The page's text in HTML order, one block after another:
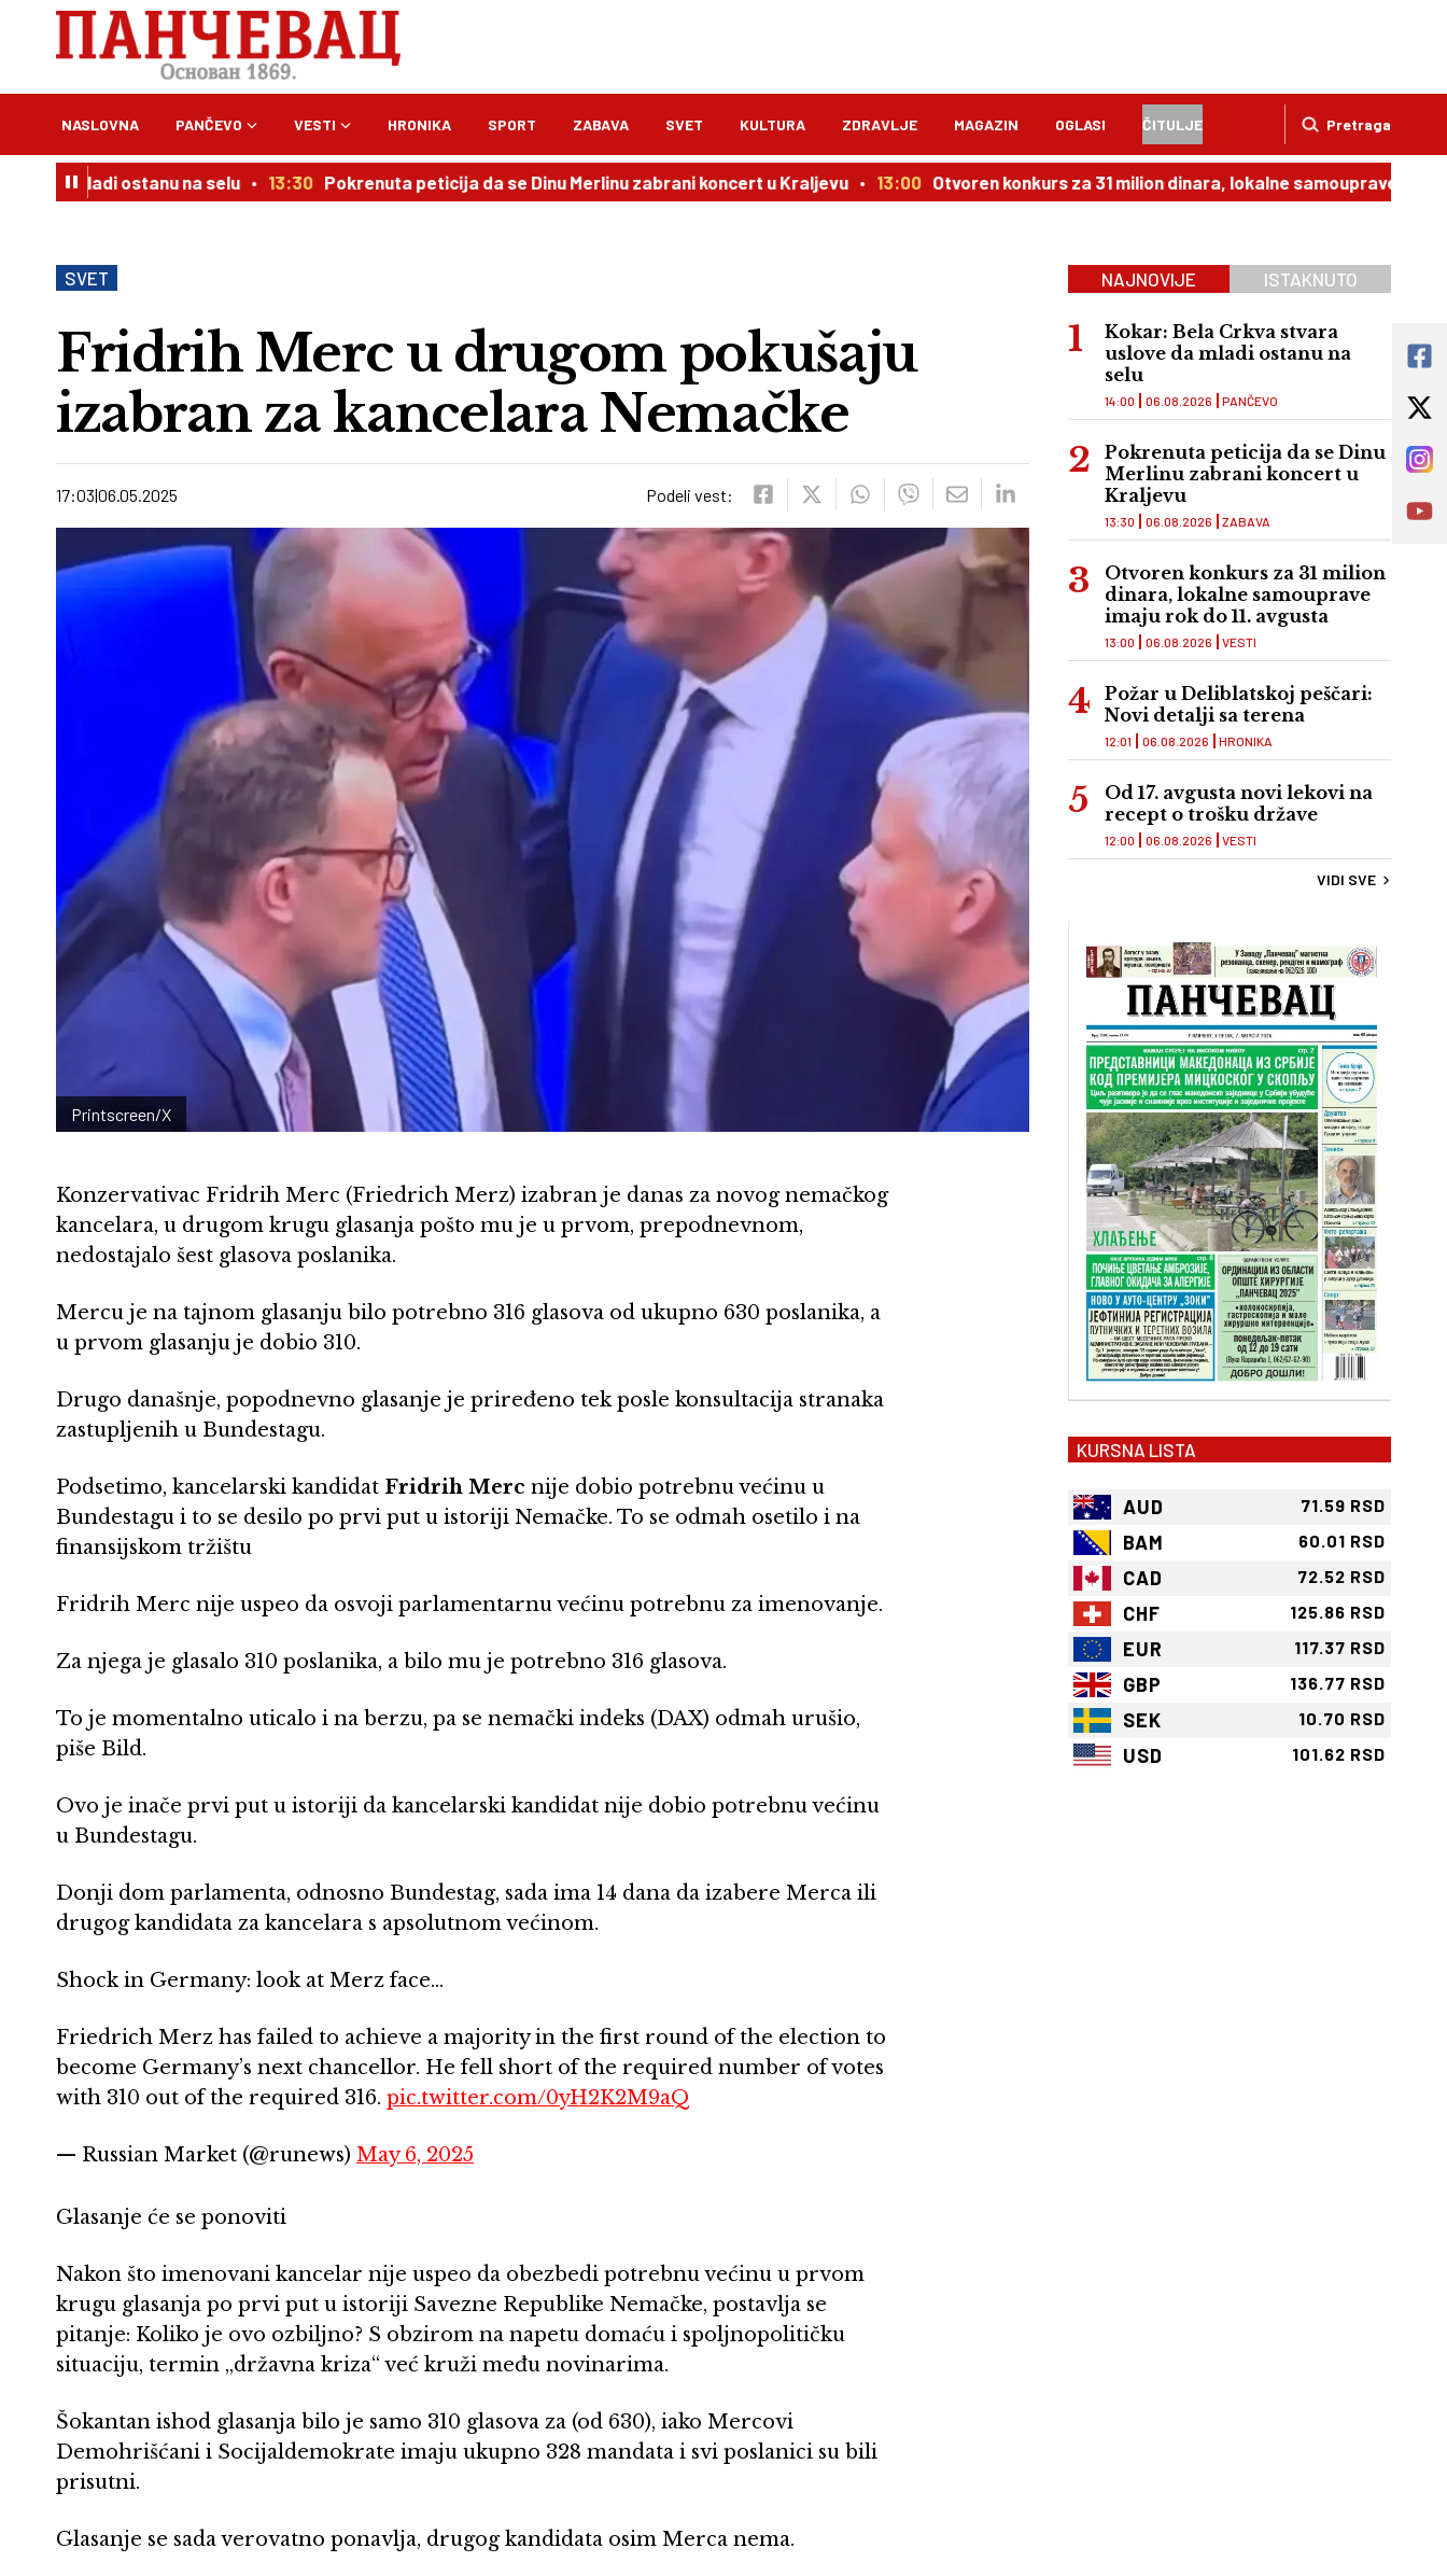
Pretraga
NASLOVNA PANČEVO VESTI HRONIKA SPORT ZABAVA SVET KULTURA ZDRAVLJE MAGAZIN OGLASI ČITULJE
mladi ostanu na selu 13:30 Pokrenuta peticija da se Dinu Merlinu zabrani koncert u Kraljevu 13:00 Otvoren konkurs za 31 milion dinara, lokalne samouprave imaju rok
SVET
Fridrih Merc u drugom pokušaju
izabran za kancelara Nemačke
17:03 06.05.2025 Podeli vest:
Printscreen/X
Konzervativac Fridrih Merc (Friedrich Merz) izabran je danas za novog nemačkog
kancelara, u drugom krugu glasanja pošto mu je u prvom, prepodnevnom,
nedostajalo šest glasova poslanika.
Mercu je na tajnom glasanju bilo potrebno 316 glasova od ukupno 630 poslanika, a
u prvom glasanju je dobio 310.
Drugo današnje, popodnevno glasanje je priređeno tek posle konsultacija stranaka
zastupljenih u Bundestagu.
Podsetimo, kancelarski kandidat Fridrih Merc nije dobio potrebnu većinu u
Bundestagu i to se desilo po prvi put u istoriji Nemačke. To se odmah osetilo i na
finansijskom tržištu
Fridrih Merc nije uspeo da osvoji parlamentarnu većinu potrebnu za imenovanje.
Za njega je glasalo 310 poslanika, a bilo mu je potrebno 316 glasova.
To je momentalno uticalo i na berzu, pa se nemački indeks (DAX) odmah urušio,
piše Bild.
Ovo je inače prvi put u istoriji da kancelarski kandidat nije dobio potrebnu većinu
u Bundestagu.
Donji dom parlamenta, odnosno Bundestag, sada ima 14 dana da izabere Merca ili
drugog kandidata za kancelara s apsolutnom većinom.
Shock in Germany: look at Merz face…
Friedrich Merz has failed to achieve a majority in the first round of the election to
become Germany’s next chancellor. He fell short of the required number of votes
with 310 out of the required 316. pic.twitter.com/0yH2K2M9aQ
— Russian Market (@runews) May 6, 2025
Glasanje će se ponoviti
Nakon što imenovani kancelar nije uspeo da obezbedi potrebnu većinu u prvom
krugu glasanja po prvi put u istoriji Savezne Republike Nemačke, postavlja se
pitanje: Koliko je ovo ozbiljno? S obzirom na napetu domaću i spoljnopolitičku
situaciju, termin „državna kriza“ već kruži među novinarima.
Šokantan ishod glasanja bilo je samo 310 glasova za (od 630), iako Mercovi
Demohrišćani i Socijaldemokrate imaju ukupno 328 mandata i svi poslanici su bili
prisutni.
Glasanje se sada verovatno ponavlja, drugog kandidata osim Merca nema.
NAJNOVIJE ISTAKNUTO
Kokar: Bela Crkva stvara
uslove da mladi ostanu na
selu
PANČEVO
14:00 06.08.2026
Pokrenuta peticija da se Dinu
Merlinu zabrani koncert u
Kraljevu
ZABAVA
13:30 06.08.2026
Otvoren konkurs za 31 milion
dinara, lokalne samouprave
imaju rok do 11. avgusta
VESTI
13:00 06.08.2026
Požar u Deliblatskoj peščari:
Novi detalji sa terena
HRONIKA
12:01 06.08.2026
Od 17. avgusta novi lekovi na
recept o trošku države
VESTI
12:00 06.08.2026
VIDI SVE
KURSNA LISTA
AUD 71.59 RSD
BAM 60.01 RSD
CAD 72.52 RSD
CHF 125.86 RSD
EUR 117.37 RSD
GBP 136.77 RSD
SEK 10.70 RSD
USD 101.62 RSD